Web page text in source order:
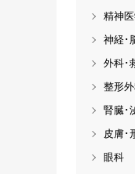
精神
神経･
外科･
整形
腎臓･
皮膚･
眼科